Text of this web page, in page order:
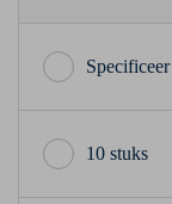
10 stuks